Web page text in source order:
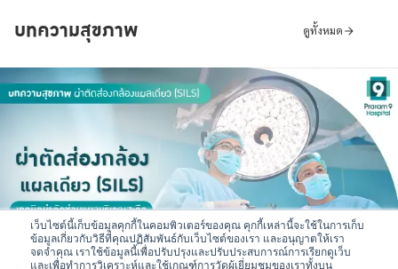
เว็บไซต์นี้เก็บข้อมูลคุกกี้ในคอมพิวเตอร์ของคุณ คุกกี้เหล่านี้จะใช้ในการเก็บ
ข้อมูลเกี่ยวกับวิธีที่คุณปฏิสัมพันธ์กับเว็บไซต์ของเรา และอนุญาตให้เรา
จดจำคุณ เราใช้ข้อมูลนี้เพื่อปรับปรุงและปรับประสบการณ์การเรียกดูเว็บ
และเพื่อทำการวิเคราะห์และใช้เกณฑ์การวัดผู้เยี่ยมชมของเราทั้งบน
บทความสุขภาพ ดูทั้งหมด
2026-08-07
ผ่าตัดส่องกล้องแผลเดียว (SILS) คืออะไร? เทคนิคผ่าตัดซ่อนแผล
บริเวณสะดือ